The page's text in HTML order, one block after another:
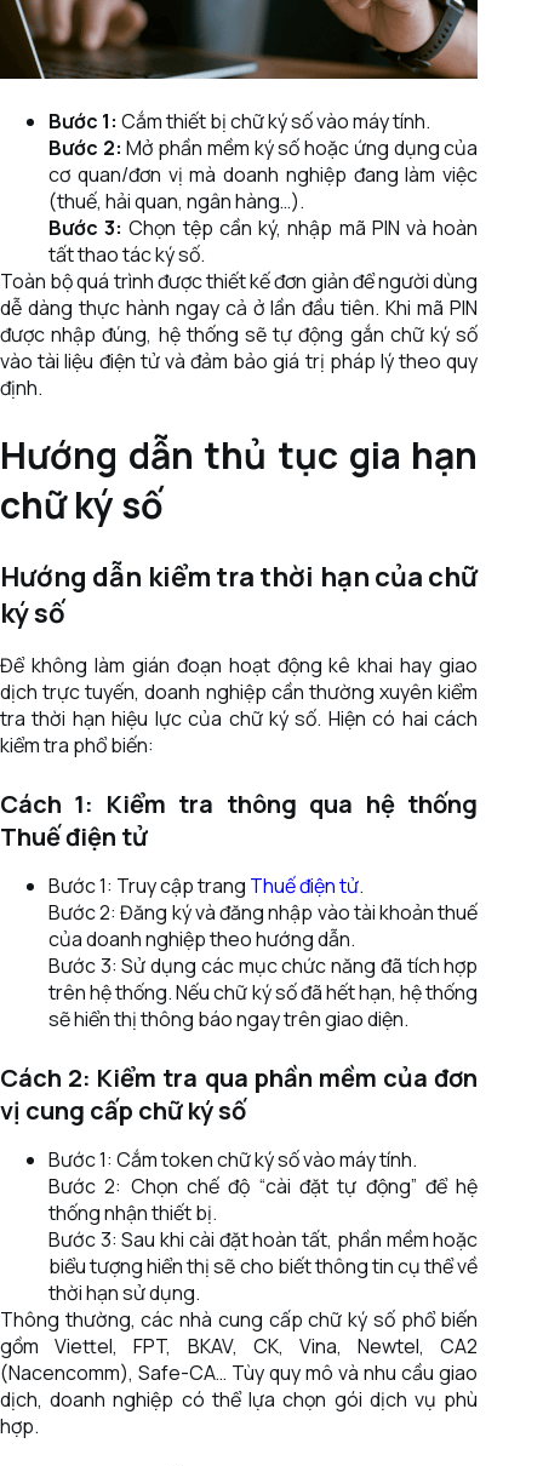
Bước 1: Cắm thiết bị chữ ký số vào máy tính.
Bước 2: Mở phần mềm ký số hoặc ứng dụng của
cơ quan/đơn vị mà doanh nghiệp đang làm việc
(thuế, hải quan, ngân hàng…).
Bước 3: Chọn tệp cần ký, nhập mã PIN và hoàn
tất thao tác ký số.
Toàn bộ quá trình được thiết kế đơn giản để người dùng
dễ dàng thực hành ngay cả ở lần đầu tiên. Khi mã PIN
được nhập đúng, hệ thống sẽ tự động gắn chữ ký số
vào tài liệu điện tử và đảm bảo giá trị pháp lý theo quy
định.
Hướng dẫn thủ tục gia hạn
chữ ký số
Hướng dẫn kiểm tra thời hạn của chữ
ký số
Để không làm gián đoạn hoạt động kê khai hay giao
dịch trực tuyến, doanh nghiệp cần thường xuyên kiểm
tra thời hạn hiệu lực của chữ ký số. Hiện có hai cách
kiểm tra phổ biến:
Cách 1: Kiểm tra thông qua hệ thống
Thuế điện tử
Bước 1: Truy cập trang Thuế điện tử.
Bước 2: Đăng ký và đăng nhập vào tài khoản thuế
của doanh nghiệp theo hướng dẫn.
Bước 3: Sử dụng các mục chức năng đã tích hợp
trên hệ thống. Nếu chữ ký số đã hết hạn, hệ thống
sẽ hiển thị thông báo ngay trên giao diện.
Cách 2: Kiểm tra qua phần mềm của đơn
vị cung cấp chữ ký số
Bước 1: Cắm token chữ ký số vào máy tính.
Bước 2: Chọn chế độ “cài đặt tự động” để hệ
thống nhận thiết bị.
Bước 3: Sau khi cài đặt hoàn tất, phần mềm hoặc
biểu tượng hiển thị sẽ cho biết thông tin cụ thể về
thời hạn sử dụng.
Thông thường, các nhà cung cấp chữ ký số phổ biến
gồm Viettel, FPT, BKAV, CK, Vina, Newtel, CA2
(Nacencomm), Safe-CA… Tùy quy mô và nhu cầu giao
dịch, doanh nghiệp có thể lựa chọn gói dịch vụ phù
hợp.